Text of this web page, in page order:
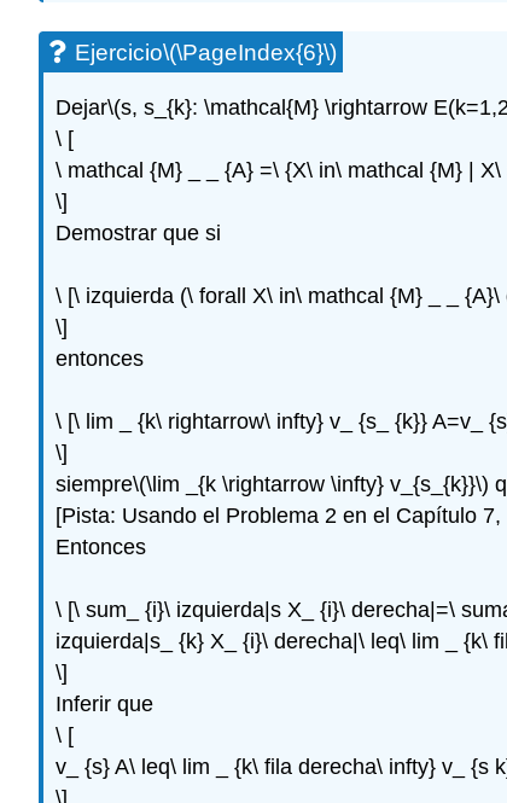
Ejercicio\(\PageIndex{6}\)
Dejar\(s, s_{k}: \mathcal{M} \rightarrow
\ [
\ mathcal {M} _ _ {A} =\ {X\ in\ mathcal {M} | X\
\]
Demostrar que si
\ [\ izquierda (\ forall X\ in\ mathcal {M} _ _
\]
entonces
\ [\ lim _ {k\ rightarrow\ infty} v_ {s_ {k}} A=v_
\]
siempre\(\lim _{k \rightarrow \infty} v_{s_{k}}\)
[Pista: Usando el Problema 2 en el Capítulo
Entonces
\ [\ sum_ {i}\ izquierda|s X_ {i}\ derecha|=\
izquierda|s_ {k} X_ {i}\ derecha|\ leq\ lim _ {k\
\]
Inferir que
\ [
v_ {s} A\ leq\ lim _ {k\ fila derecha\ infty} v_ {s
\]